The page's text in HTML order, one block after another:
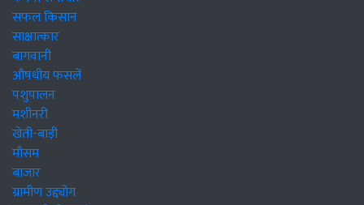
सफल किसान
साक्षात्कार
बागवानी
औषधीय फसलें
पशुपालन
मशीनरी
खेती-बाड़ी
मौसम
बाजार
ग्रामीण उद्द्योग